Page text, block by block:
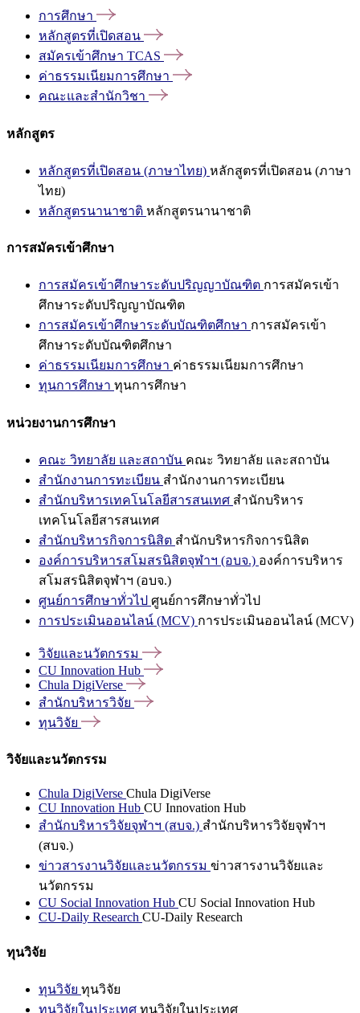
การศึกษา
หลักสูตรที่เปิดสอน
สมัครเข้าศึกษา TCAS
ค่าธรรมเนียมการศึกษา
คณะและสำนักวิชา
หลักสูตร
หลักสูตรที่เปิดสอน (ภาษาไทย) หลักสูตรที่เปิดสอน (ภาษา
ไทย)
หลักสูตรนานาชาติ หลักสูตรนานาชาติ
การสมัครเข้าศึกษา
การสมัครเข้าศึกษาระดับปริญญาบัณฑิต การสมัครเข้า
ศึกษาระดับปริญญาบัณฑิต
การสมัครเข้าศึกษาระดับบัณฑิตศึกษา การสมัครเข้า
ศึกษาระดับบัณฑิตศึกษา
ค่าธรรมเนียมการศึกษา ค่าธรรมเนียมการศึกษา
ทุนการศึกษา ทุนการศึกษา
หน่วยงานการศึกษา
คณะ วิทยาลัย และสถาบัน คณะ วิทยาลัย และสถาบัน
สำนักงานการทะเบียน สำนักงานการทะเบียน
สำนักบริหารเทคโนโลยีสารสนเทศ สำนักบริหาร
เทคโนโลยีสารสนเทศ
สำนักบริหารกิจการนิสิต สำนักบริหารกิจการนิสิต
องค์การบริหารสโมสรนิสิตจุฬาฯ (อบจ.) องค์การบริหาร
สโมสรนิสิตจุฬาฯ (อบจ.)
ศูนย์การศึกษาทั่วไป ศูนย์การศึกษาทั่วไป
การประเมินออนไลน์ (MCV) การประเมินออนไลน์ (MCV)
วิจัยและนวัตกรรม
CU Innovation Hub
Chula DigiVerse
สำนักบริหารวิจัย
ทุนวิจัย
วิจัยและนวัตกรรม
Chula DigiVerse Chula DigiVerse
CU Innovation Hub CU Innovation Hub
สำนักบริหารวิจัยจุฬาฯ (สบจ.) สำนักบริหารวิจัยจุฬาฯ
(สบจ.)
ข่าวสารงานวิจัยและนวัตกรรม ข่าวสารงานวิจัยและ
นวัตกรรม
CU Social Innovation Hub CU Social Innovation Hub
CU-Daily Research CU-Daily Research
ทุนวิจัย
ทุนวิจัย ทุนวิจัย
ทุนวิจัยในประเทศ ทุนวิจัยในประเทศ